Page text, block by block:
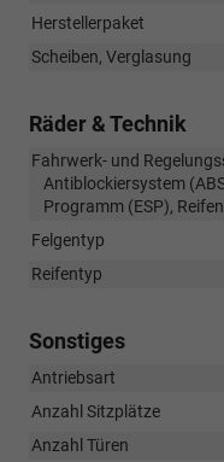
Herstellerpaket
Scheiben, Verglasung
Räder & Technik
Fahrwerk- und
Antiblockiersystem
Programm (ESP),
Felgentyp
Reifentyp
Sonstiges
Antriebsart
Anzahl Sitzplätze
Anzahl Türen